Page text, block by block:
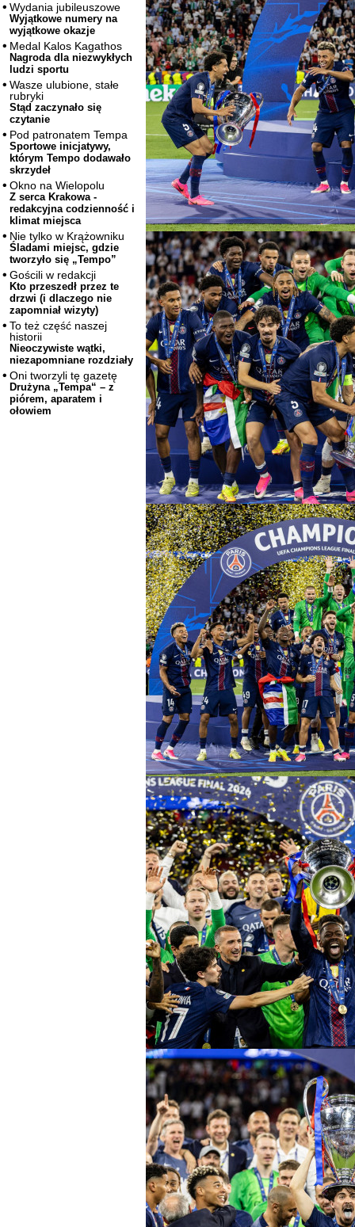
Wydania jubileuszowe
Wyjątkowe numery na
wyjątkowe okazje
Medal Kalos Kagathos
Nagroda dla niezwykłych
ludzi sportu
Wasze ulubione, stałe
rubryki
Stąd zaczynało się
czytanie
Pod patronatem Tempa
Sportowe inicjatywy,
którym Tempo dodawało
skrzydeł
Okno na Wielopolu
Z serca Krakowa -
redakcyjna codzienność i
klimat miejsca
Nie tylko w Krążowniku
Śladami miejsc, gdzie
tworzyło się „Tempo”
Gościli w redakcji
Kto przeszedł przez te
drzwi (i dlaczego nie
zapomniał wizyty)
To też część naszej
historii
Nieoczywiste wątki,
niezapomniane rozdziały
Oni tworzyli tę gazetę
Drużyna „Tempa“ – z
piórem, aparatem i
ołowiem